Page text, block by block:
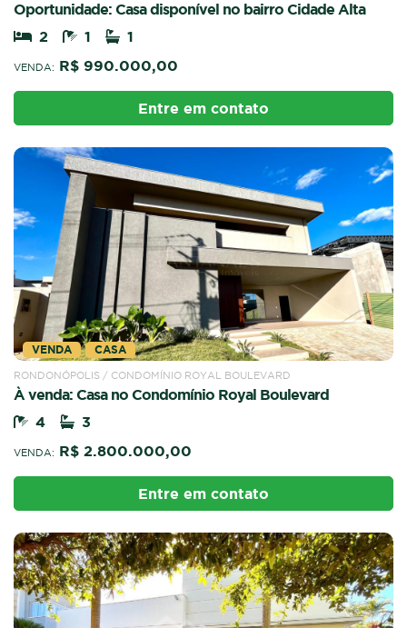
Oportunidade: Casa disponível no bairro Cidade Alta
2
1 1
VENDA: R$ 990.000,00
Entre em contato
VENDA CASA
RONDONÓPOLIS / CONDOMÍNIO ROYAL BOULEVARD
À venda: Casa no Condomínio Royal Boulevard
4
3
VENDA: R$ 2.800.000,00
Entre em contato